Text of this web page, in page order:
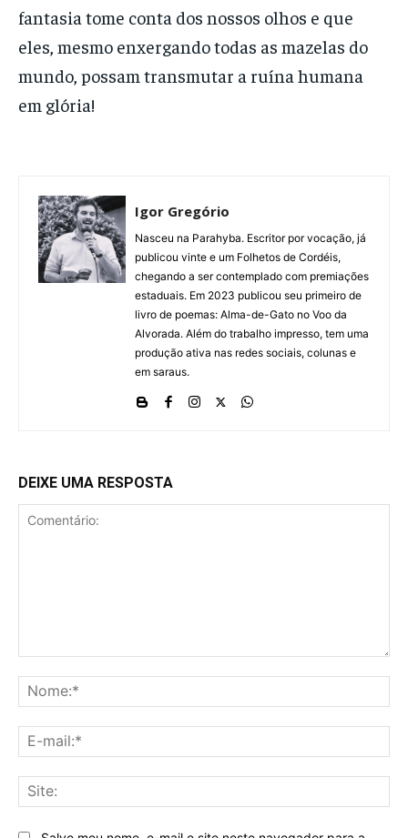
fantasia tome conta dos nossos olhos e que
eles, mesmo enxergando todas as mazelas do
mundo, possam transmutar a ruína humana
em glória!
Igor Gregório
Nasceu na Parahyba. Escritor por vocação, já
publicou vinte e um Folhetos de Cordéis,
chegando a ser contemplado com premiações
estaduais. Em 2023 publicou seu primeiro de
livro de poemas: Alma-de-Gato no Voo da
Alvorada. Além do trabalho impresso, tem uma
produção ativa nas redes sociais, colunas e
em saraus.
DEIXE UMA RESPOSTA